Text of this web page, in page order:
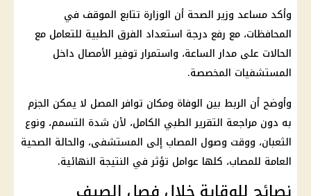
وأكد مساعد وزير الصحة أن الوزارة تتابع الموقف في
المحافظات، مع رفع درجة استعداد الفرق الطبية للتعامل مع
الحالات على مدار الساعة، واستمرار توفير الأمصال داخل
المستشفيات المخصصة.
وأوضح أن الربط بين الوفاة ومكان توافر المصل لا يمكن الجزم
به دون مراجعة التقرير الطبي الكامل، لأن شدة التسمم، ونوع
الثعبان، ووقت وصول المصاب إلى المستشفى، والحالة الصحية
العامة للمصاب، كلها عوامل تؤثر في النتيجة النهائية.